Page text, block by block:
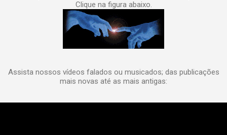
Clique na figura abaixo.
Assista nossos vídeos falados ou musicados; das publicações
mais novas até as mais antigas: